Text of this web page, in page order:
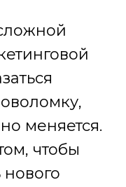
меняется.
чтобы
нового